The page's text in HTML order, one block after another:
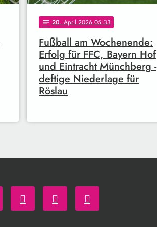
notes 20. April 2026 05:33
Fußball am Wochenende:
Erfolg für FFC, Bayern Hof
und Eintracht Münchberg -
deftige Niederlage für
Röslau